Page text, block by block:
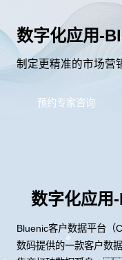
数字化应用-
制定更精准的市场营
预约专家咨询
数字化应用
Bluenic客户数据平台（
数码提供的一款客户